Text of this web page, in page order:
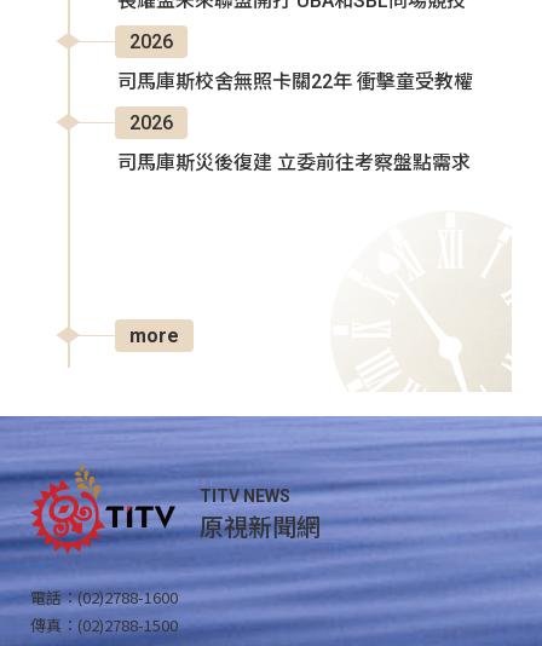
2026
司馬庫斯校舍無照卡關22年 衝擊童受教權
2026
司馬庫斯災後復建 立委前往考察盤點需求
more
TITV NEWS
原視新聞網
電話：(02)2788-1600
傳真：(02)2788-1500